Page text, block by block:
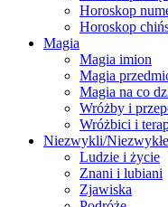
Horoskop
Horoskop
Magia
Magia imion
Magia
Magia na co
Wróżby i
Wróżbici i
Niezwykli/Niezwykłe
Ludzie i życie
Znani i lubiani
Zjawiska